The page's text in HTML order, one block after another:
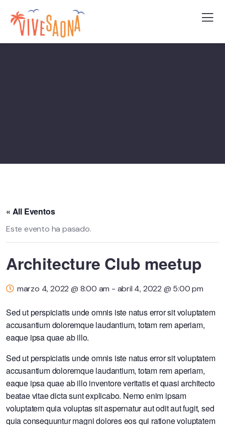
« All Eventos
Este evento ha pasado.
Architecture Club meetup
marzo 4, 2022 @ 8:00 am - abril 4, 2022 @ 5:00 pm
Sed ut perspiciatis unde omnis iste natus error sit voluptatem
accusantium doloremque laudantium, totam rem aperiam,
eaque ipsa quae ab illo.
Sed ut perspiciatis unde omnis iste natus error sit voluptatem
accusantium doloremque laudantium, totam rem aperiam,
eaque ipsa quae ab illo inventore veritatis et quasi architecto
beatae vitae dicta sunt explicabo. Nemo enim ipsam
voluptatem quia voluptas sit aspernatur aut odit aut fugit, sed
quia consequuntur magni dolores eos qui ratione voluptatem